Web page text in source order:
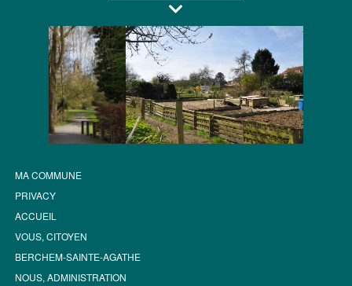
MA COMMUNE
PRIVACY
ACCUEIL
VOUS, CITOYEN
BERCHEM-SAINTE-AGATHE
NOUS, ADMINISTRATION